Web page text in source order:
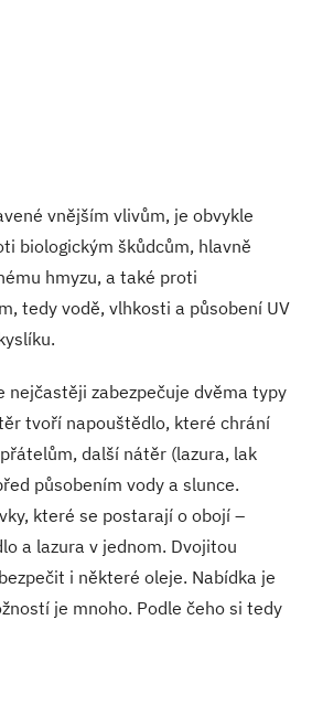
vnějším vlivům, je obvykle
biologickým škůdcům, hlavně
hmyzu, a také proti
tedy vodě, vlhkosti a působení UV
nejčastěji zabezpečuje dvěma typy
tvoří napouštědlo, které chrání
další nátěr (lazura, lak
působením vody a slunce.
které se postarají o obojí –
a lazura v jednom. Dvojitou
i některé oleje. Nabídka je
je mnoho. Podle čeho si tedy